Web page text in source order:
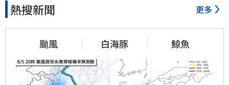
熱搜新聞 更多
颱風 白海豚 鯨魚